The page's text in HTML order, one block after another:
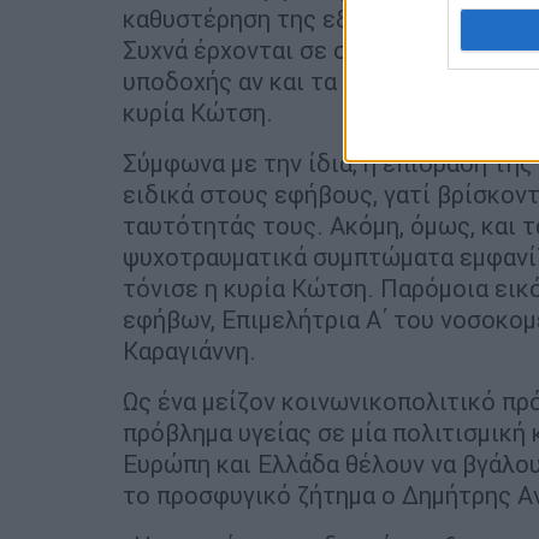
καθυστέρηση της εξέτασης του
Συχνά έρχονται σε σύγκρουση με
υποδοχής αν και τα παιδιά θέλουν
κυρία Κώτση.
Σύμφωνα με την ίδια, η επίδραση
ειδικά στους εφήβους, γατί
ταυτότητάς τους. Ακόμη, όμως, και
ψυχοτραυματικά συμπτώματα
τόνισε η κυρία Κώτση. Παρόμοια
εφήβων, Επιμελήτρια Α΄ του
Καραγιάννη.
Ως ένα μείζον κοινωνικοπολιτικό
πρόβλημα υγείας σε μία
Ευρώπη και Ελλάδα θέλουν να
το προσφυγικό ζήτημα ο Δημήτρης